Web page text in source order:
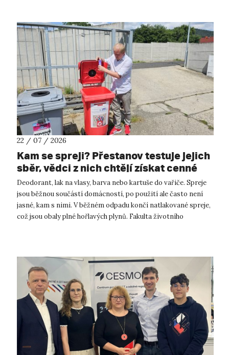
22 / 07 / 2026
Kam se spreji? Přestanov testuje jejich
sběr, vědci z nich chtějí získat cenné
kovy
Deodorant, lak na vlasy, barva nebo kartuše do vařiče. Spreje
jsou běžnou součástí domácností, po použití ale často není
jasné, kam s nimi. V běžném odpadu končí natlakované spreje,
což jsou obaly plné hořlavých plynů. Fakulta životního